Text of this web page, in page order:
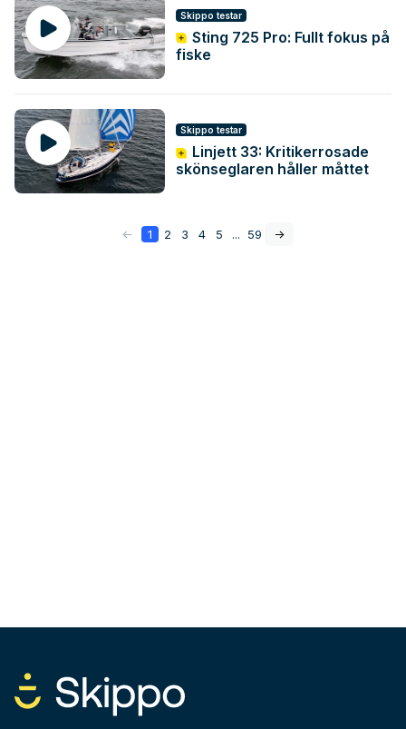
Skippo testar
Sting 725 Pro: Fullt fokus på
fiske
Skippo testar
Linjett 33: Kritikerrosade
skönseglaren håller måttet
<- 1 2 3 4 5 ... 59 ->